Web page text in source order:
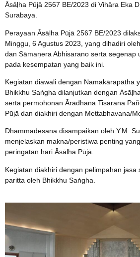
Āsāḷha Pūjā 2567 BE/2023 di Vihāra Eka
Surabaya.
Perayaan Āsāḷha Pūjā 2567 BE/2023
Minggu, 6 Agustus 2023, yang dihadiri
dan Sāmaṇera Abhisarano serta segenap
pada kesempatan yang baik ini.
Kegiatan diawali dengan Namakārapāṭha
Bhikkhu Saṅgha dilanjutkan dengan
serta permohonan Ārādhanā Tisarana
Pūjā dan diakhiri dengan Mettabhavana/
Dhammadesana disampaikan oleh Y.M.
menjelaskan makna/peristiwa penting
peringatan hari Āsāḷha Pūjā.
Kegiatan diakhiri dengan pelimpahan jasa
paritta oleh Bhikkhu Saṅgha.